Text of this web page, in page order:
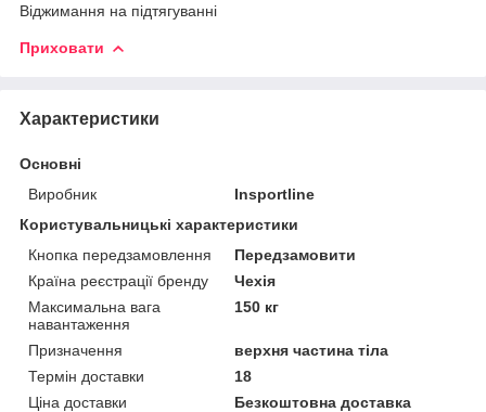
Віджимання на підтягуванні
Приховати
Характеристики
Основні
Виробник
Insportline
Користувальницькі характеристики
Кнопка передзамовлення
Передзамовити
Країна реєстрації бренду
Чехія
Максимальна вага
навантаження
150 кг
Призначення
верхня частина тіла
Термін доставки
18
Ціна доставки
Безкоштовна доставка